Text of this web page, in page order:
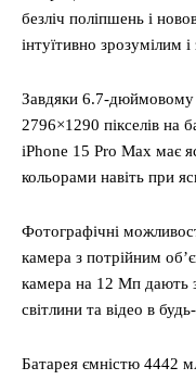
безліч поліпшень і
інтуїтивно зрозумілим
Завдяки 6.7-дюймовому
2796×1290 пікселів на
iPhone 15 Pro Max має
кольорами навіть при
Фотографічні
камера з потрійним
камера на 12 Мп дають
світлини та відео в
Батарея ємністю 4442